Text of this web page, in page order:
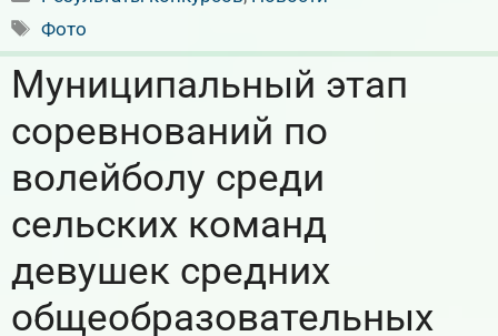
Метки
Фото
Муниципальный этап
соревнований по
волейболу среди
сельских команд
девушек средних
общеобразовательных